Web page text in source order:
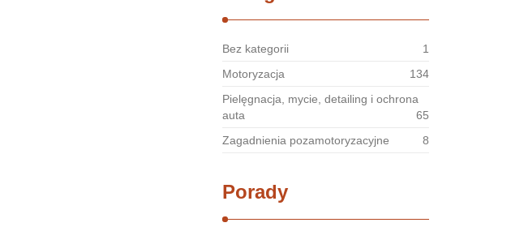
Bez kategorii
1
Motoryzacja
134
Pielęgnacja, mycie, detailing i ochrona
auta
65
Zagadnienia pozamotoryzacyjne
8
Porady